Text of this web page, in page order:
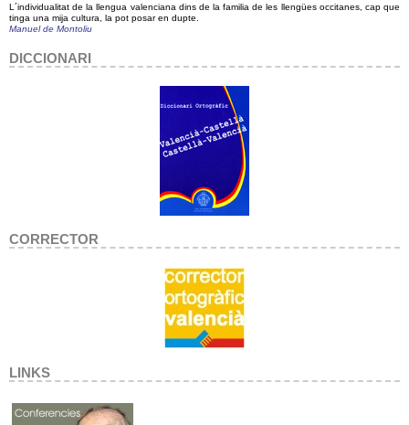
L´individualitat de la llengua valenciana dins de la familia de les llengües occitanes, cap que
tinga una mija cultura, la pot posar en dupte.
Manuel de Montoliu
DICCIONARI
CORRECTOR
LINKS